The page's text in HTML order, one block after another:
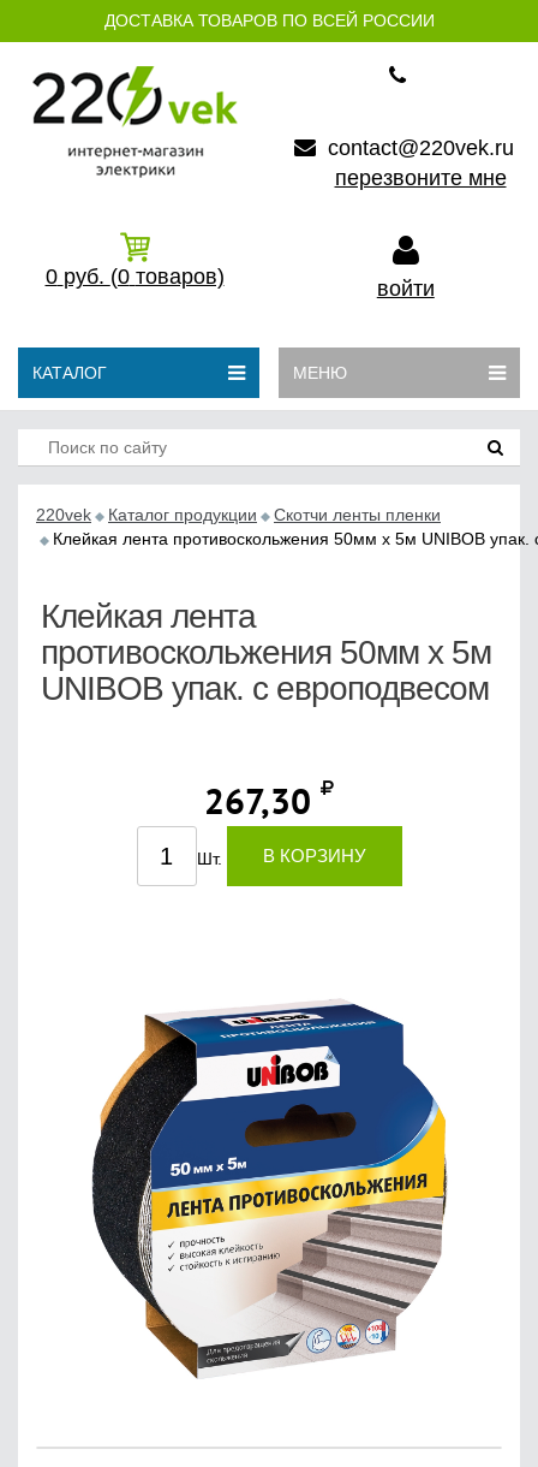
ДОСТАВКА ТОВАРОВ ПО ВСЕЙ РОССИИ
contact@220vek.ru
перезвоните мне
0 руб. (0 товаров) войти
КАТАЛОГ МЕНЮ
220vek Каталог продукции
Скотчи ленты пленки
Клейкая лента противоскольжения 50мм х 5м UNIBOB упак.
Клейкая лента
противоскольжения 50мм х 5м
UNIBOB упак. с европодвесом
267,30
Шт. В КОРЗИНУ